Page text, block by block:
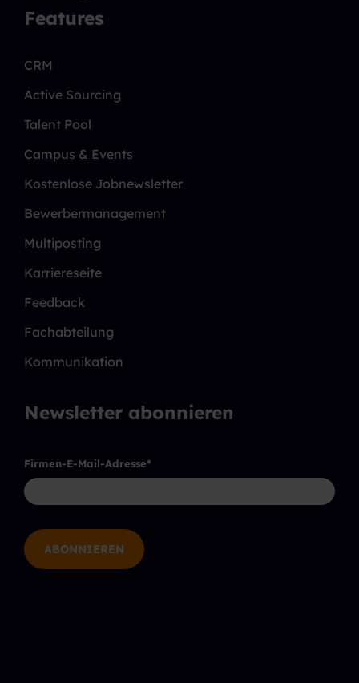
Features
CRM
Active Sourcing
Talent Pool
Campus & Events
Kostenlose Jobnewsletter
Bewerbermanagement
Multiposting
Karriereseite
Feedback
Fachabteilung
Kommunikation
Newsletter abonnieren
Firmen-E-Mail-Adresse*